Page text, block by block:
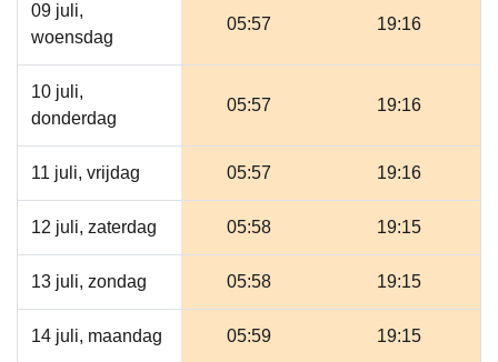
09 juli,
woensdag
05:57 19:16
10 juli,
donderdag
05:57 19:16
11 juli, vrijdag 05:57 19:16
12 juli, zaterdag 05:58 19:15
13 juli, zondag 05:58 19:15
14 juli, maandag 05:59 19:15